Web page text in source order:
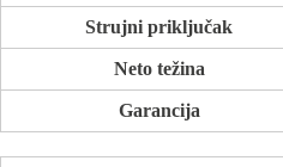
Strujni priključak
Neto težina
Garancija